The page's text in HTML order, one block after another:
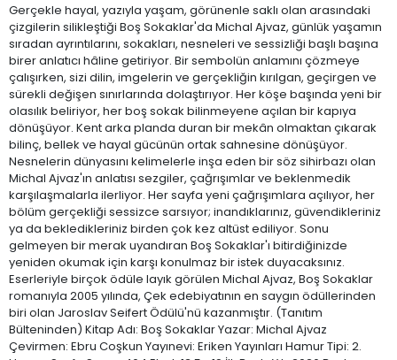
Gerçekle hayal, yazıyla yaşam, görünenle saklı olan arasındaki
çizgilerin silikleştiği Boş Sokaklar'da Michal Ajvaz, günlük yaşamın
sıradan ayrıntılarını, sokakları, nesneleri ve sessizliği başlı başına
birer anlatıcı hâline getiriyor. Bir sembolün anlamını çözmeye
çalışırken, sizi dilin, imgelerin ve gerçekliğin kırılgan, geçirgen ve
sürekli değişen sınırlarında dolaştırıyor. Her köşe başında yeni bir
olasılık beliriyor, her boş sokak bilinmeyene açılan bir kapıya
dönüşüyor. Kent arka planda duran bir mekân olmaktan çıkarak
bilinç, bellek ve hayal gücünün ortak sahnesine dönüşüyor.
Nesnelerin dünyasını kelimelerle inşa eden bir söz sihirbazı olan
Michal Ajvaz'ın anlatısı sezgiler, çağrışımlar ve beklenmedik
karşılaşmalarla ilerliyor. Her sayfa yeni çağrışımlara açılıyor, her
bölüm gerçekliği sessizce sarsıyor; inandıklarınız, güvendikleriniz
ya da bekledikleriniz birden çok kez altüst ediliyor. Sonu
gelmeyen bir merak uyandıran Boş Sokaklar'ı bitirdiğinizde
yeniden okumak için karşı konulmaz bir istek duyacaksınız.
Eserleriyle birçok ödüle layık görülen Michal Ajvaz, Boş Sokaklar
romanıyla 2005 yılında, Çek edebiyatının en saygın ödüllerinden
biri olan Jaroslav Seifert Ödülü'nü kazanmıştır. (Tanıtım
Bülteninden) Kitap Adı: Boş Sokaklar Yazar: Michal Ajvaz
Çevirmen: Ebru Coşkun Yayınevi: Eriken Yayınları Hamur Tipi: 2.